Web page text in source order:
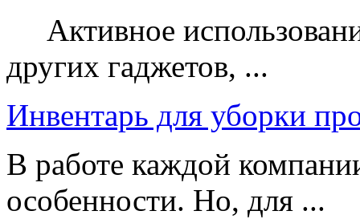
Активное
других гаджетов, ...
Инвентарь для уборки
В работе каждой
особенности. Но, для ...